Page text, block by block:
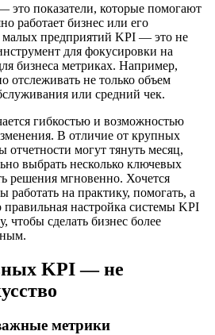
показатели, которые помогают
работает бизнес или его
малых предприятий KPI — это не
для фокусировки на
бизнеса метриках. Например,
отслеживать не только объем
или средний чек.
гибкостью и возможностью
В отличие от крупных
могут тянуть месяц,
выбрать несколько ключевых
решения мгновенно. Хочется
на практику, помогать, а
настройка системы KPI
сделать бизнес более
KPI — не
метрики